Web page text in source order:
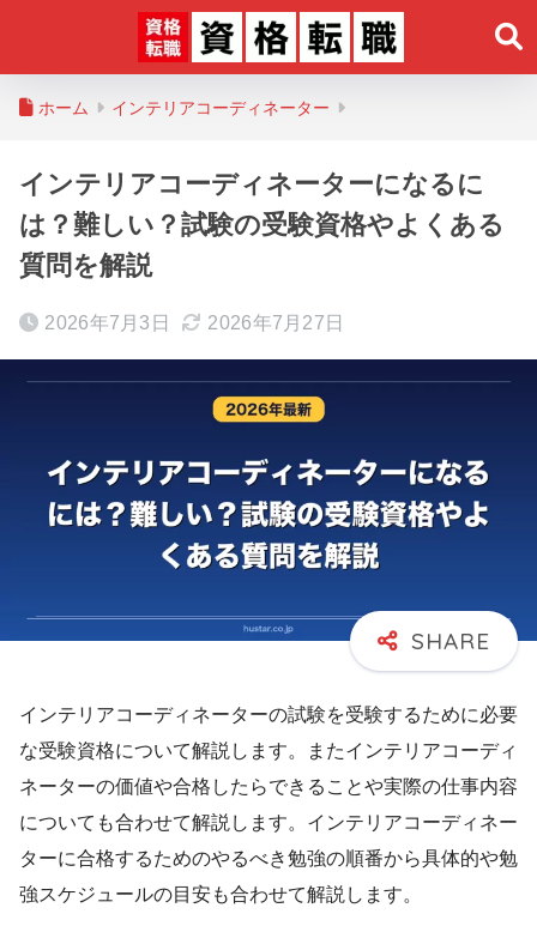
ホーム インテリアコーディネーター
インテリアコーディネーターになるに
は？難しい？試験の受験資格やよくある
質問を解説
2026年7月3日 2026年7月27日
インテリアコーディネーターの試験を受験するために必要
な受験資格について解説します。またインテリアコーディ
ネーターの価値や合格したらできることや実際の仕事内容
についても合わせて解説します。インテリアコーディネー
ターに合格するためのやるべき勉強の順番から具体的や勉
強スケジュールの目安も合わせて解説します。